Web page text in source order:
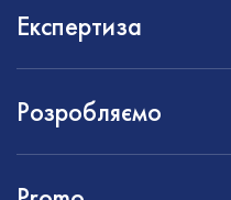
Експертиза
Розробляємо